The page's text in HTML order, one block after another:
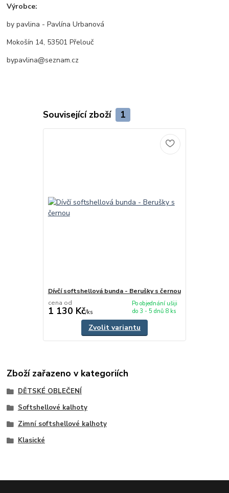
Výrobce:
by pavlina - Pavlína Urbanová
Mokošín 14, 53501 Přelouč
bypavlina@seznam.cz
Související zboží 1
Dívčí softshellová bunda - Berušky s černou
cena od
1 130 Kč/ks
Po objednání ušiji
do 3 - 5 dnů 8 ks
Zvolit variantu
Zboží zařazeno v kategoriích
DĚTSKÉ OBLEČENÍ
Softshellové kalhoty
Zimní softshellové kalhoty
Klasické